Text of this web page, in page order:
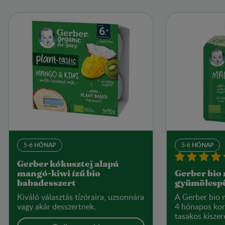
5-6 HÓNAP
Gerber kókusztej alapú
mangó-kiwi ízű bio
babadesszert
Kiváló választás tízóraira, uzsonnára
vagy akár desszertnek.
5-6 HÓNAP
Gerber bio
A Gerber bio
4 hónapos
tasakos